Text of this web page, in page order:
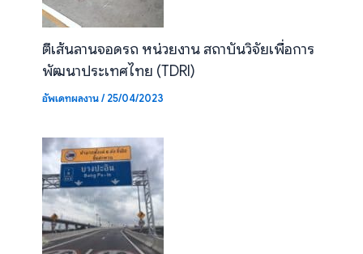
ตีเส้นลานจอดรถ หน่วยงาน สถาบันวิจัยเพื่อการ
พัฒนาประเทศไทย (TDRI)
อัพเดทผลงาน/25/04/2023